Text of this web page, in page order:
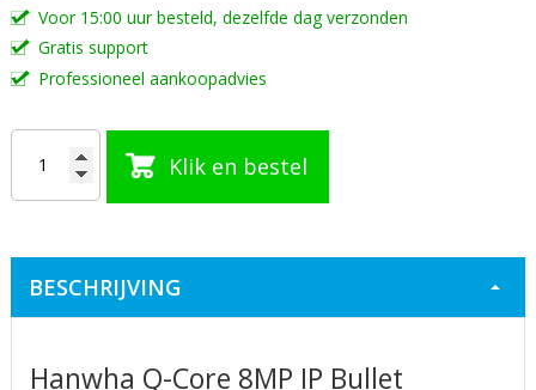
Voor 15:00 uur besteld, dezelfde dag verzonden
Gratis support
Professioneel aankoopadvies
Klik en bestel
BESCHRIJVING
Hanwha Q-Core 8MP IP Bullet